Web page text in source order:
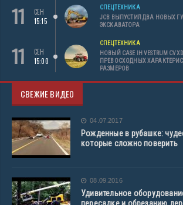
11
СЕН
15:15
СПЕЦТЕХНИКА
JCB ВЫПУСТИЛ ДВА НОВЫХ
ЭКСКАВАТОРА
11
СЕН
15:00
СПЕЦТЕХНИКА
НОВЫЙ CASE IH VESTRUM
ПРЕВОСХОДНЫХ
РАЗМЕРОВ
СВЕЖИЕ ВИДЕО
04.07.2017
Рожденные в рубашке:
которые сложно поверить
08.09.2016
Удивительное
пересадке и обрезанию